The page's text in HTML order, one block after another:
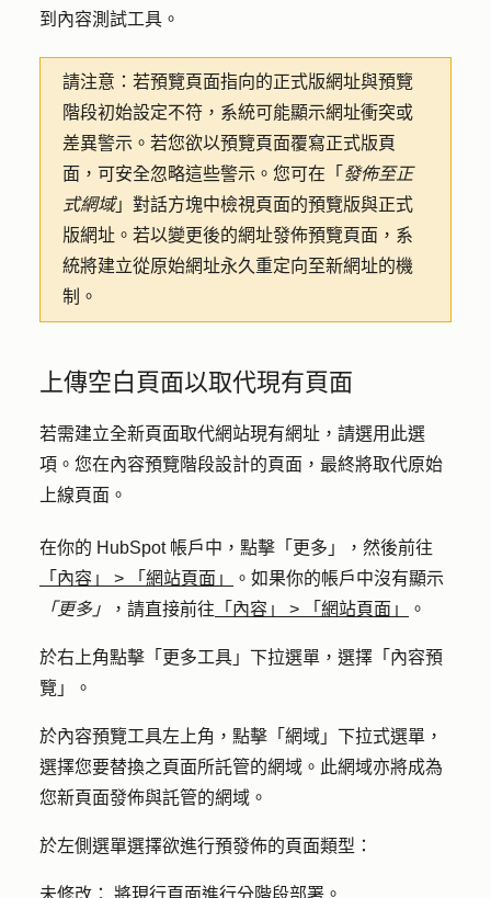
到內容測試工具。
請注意 ：若預覽頁面指向的正式版網址與預覽
階段初始設定不符，系統可能顯示網址衝突或
差異警示。若您欲以預覽頁面覆寫正式版頁
面，可安全忽略這些警示。您可在「 發佈至正
式網域」對話方塊中檢視頁面的預覽版與正式
版網址。若以變更後的網址發佈預覽頁面，系
統將建立從原始網址永久重定向至新網址的機
制。
上傳空白頁面以取代現有頁面
若需建立全新頁面取代網站現有網址，請選用此選
項。您在內容預覽階段設計的頁面，最終將取代原始
上線頁面。
在你的 HubSpot 帳戶中，點擊 「更多」
，然後前往
「內容」
> 「網站頁面」
。如果你的帳戶中沒有顯示
「更多」
，請直接前往 「內容」 > 「網站頁面」 。
於右上角點擊「 更多工具 」下拉選單，選擇「 內容預
覽 」。
於內容預覽工具左上角，點擊「 網域 」 下拉式選單，
選擇您要替換之頁面所託管的網域 。此網域亦將成為
您新頁面發佈與託管的網域。
於左側選單選擇欲進行預發佈的頁面類型：